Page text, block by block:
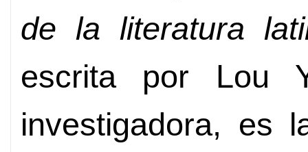
de la literatura
escrita por Lou
investigadora, es